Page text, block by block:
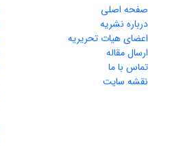
صفحه اصلی
درباره نشریه
اعضای هیات تحریریه
ارسال مقاله
تماس با ما
نقشه سایت